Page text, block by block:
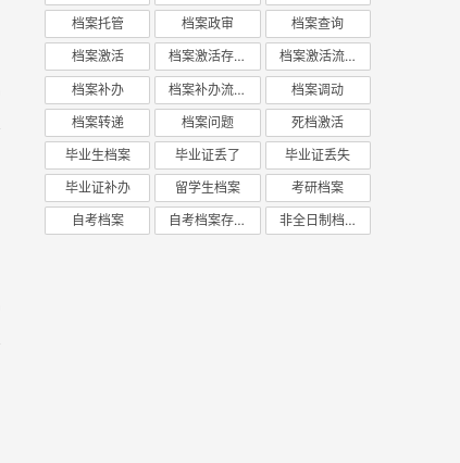
档案托管 档案政审 档案查询
档案激活 档案激活存放 档案激活流程
档案补办 档案补办流程 档案调动
档案转递 档案问题 死档激活
毕业生档案 毕业证丢了 毕业证丢失
毕业证补办 留学生档案 考研档案
自考档案 自考档案存放 非全日制档案